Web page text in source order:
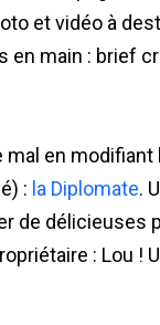
et vidéo à
en main : brief
en modifiant
: la Diplomate.
de délicieuses
: Lou !